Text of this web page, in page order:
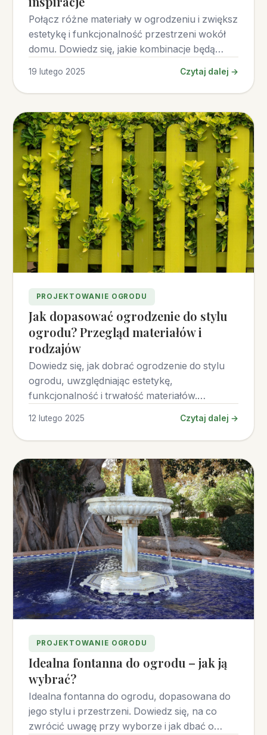
Połącz różne materiały w ogrodzeniu i zwiększ
estetykę i funkcjonalność przestrzeni wokół
domu. Dowiedz się, jakie kombinacje będą
19 lutego 2025 Czytaj dalej →
PROJEKTOWANIE OGRODU
Jak dopasować ogrodzenie do stylu
ogrodu? Przegląd materiałów i
rodzajów
Dowiedz się, jak dobrać ogrodzenie do stylu
ogrodu, uwzględniając estetykę,
funkcjonalność i trwałość materiałów.
12 lutego 2025 Czytaj dalej →
PROJEKTOWANIE OGRODU
Idealna fontanna do ogrodu – jak ją
wybrać?
Idealna fontanna do ogrodu, dopasowana do
jego stylu i przestrzeni. Dowiedz się, na co
zwrócić uwagę przy wyborze i jak dbać o